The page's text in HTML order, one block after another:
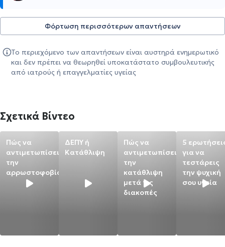
Φόρτωση περισσότερων απαντήσεων
Το περιεχόμενο των απαντήσεων είναι αυστηρά ενημερωτικό
και δεν πρέπει να θεωρηθεί υποκατάστατο συμβουλευτικής
από ιατρούς ή επαγγελματίες υγείας
Σχετικά Βίντεο
Πώς να
αντιμετωπίσεις
την
αρρωστοφοβία
ΔΕΠΥ ή
Κατάθλιψη
Πώς να
αντιμετωπίσεις
την
κατάθλιψη
μετά τις
διακοπές
5
για να
τεστάρεις
την ψυχική
σου υγεία